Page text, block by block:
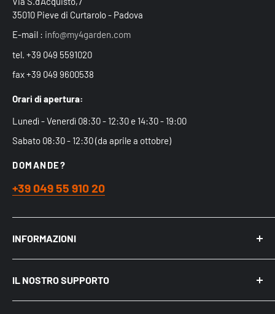
35010 Pieve di Curtarolo - Padova
E-mail : info@my4garden.com
tel. +39 049 5591020
fax +39 049 9600538
Orari di apertura:
Lunedì - Venerdì 08:30 - 12:30 e 14:30 - 19:00
Sabato 08:30 - 12:30 (da aprile a ottobre)
DOMANDE?
+39 049 55 910 20
INFORMAZIONI
Acquistare nel Negozio Fisico
Spedizioni
IL NOSTRO SUPPORTO